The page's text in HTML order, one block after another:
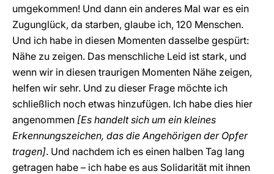
umgekommen! Und dann ein anderes Mal war es ein
Zugunglück, da starben, glaube ich, 120 Menschen.
Und ich habe in diesen Momenten dasselbe gespürt:
Nähe zu zeigen. Das menschliche Leid ist stark, und
wenn wir in diesen traurigen Momenten Nähe zeigen,
helfen wir sehr. Und zu dieser Frage möchte ich
schließlich noch etwas hinzufügen. Ich habe dies hier
angenommen [Es handelt sich um ein kleines
Erkennungszeichen, das die Angehörigen der Opfer
tragen]. Und nachdem ich es einen halben Tag lang
getragen habe – ich habe es aus Solidarität mit ihnen